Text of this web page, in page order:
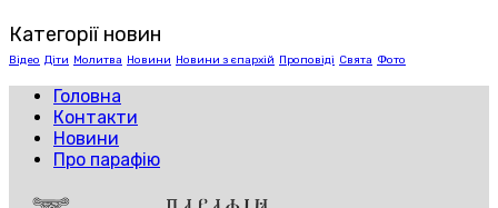
Категорії новин
Відео Діти Молитва Новини Новини з єпархій Проповіді Свята Фото
Головна
Контакти
Новини
Про парафію